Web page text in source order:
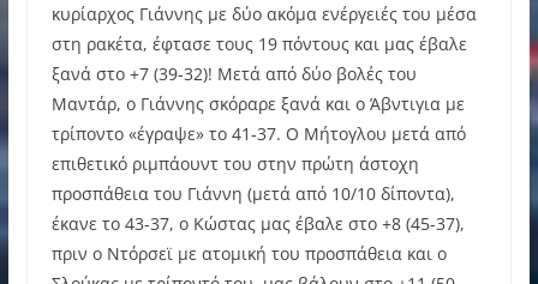
κυρίαρχος Γιάννης με δύο ακόμα ενέργειές του μέσα
στη ρακέτα, έφτασε τους 19 πόντους και μας έβαλε
ξανά στο +7 (39-32)! Μετά από δύο βολές του
Μαντάρ, ο Γιάννης σκόραρε ξανά και ο Άβντιγια με
τρίποντο «έγραψε» το 41-37. Ο Μήτογλου μετά από
επιθετικό ριμπάουντ του στην πρώτη άστοχη
προσπάθεια του Γιάννη (μετά από 10/10 δίποντα),
έκανε το 43-37, ο Κώστας μας έβαλε στο +8 (45-37),
πριν ο Ντόρσεϊ με ατομική του προσπάθεια και ο